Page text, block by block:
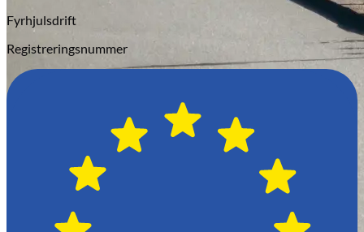
Fyrhjulsdrift
Registreringsnummer